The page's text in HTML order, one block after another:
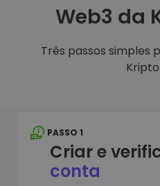
Web3 da
Três passos simples
PASSO 1
Criar e
conta